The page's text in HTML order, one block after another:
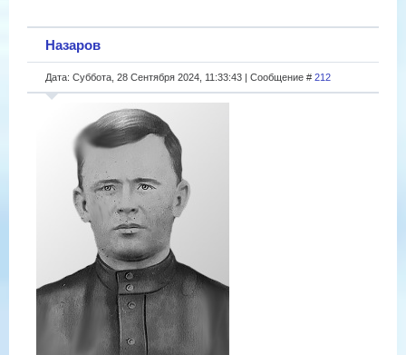
Назаров
Дата: Суббота, 28 Сентября 2024, 11:33:43 | Сообщение # 212